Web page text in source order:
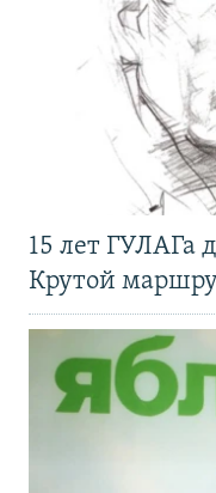
15 лет ГУЛАГа
Крутой